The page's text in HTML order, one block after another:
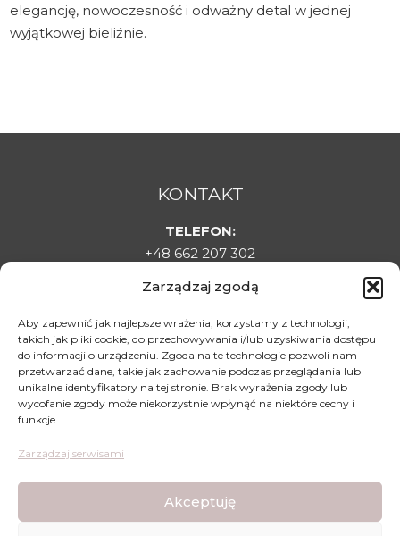
Zarządzaj zgodą
Aby zapewnić jak najlepsze wrażenia, korzystamy z technologii,
takich jak pliki cookie, do przechowywania i/lub uzyskiwania dostępu
do informacji o urządzeniu. Zgoda na te technologie pozwoli nam
przetwarzać dane, takie jak zachowanie podczas przeglądania lub
unikalne identyfikatory na tej stronie. Brak wyrażenia zgody lub
wycofanie zgody może niekorzystnie wpłynąć na niektóre cechy i
funkcje.
Zarządzaj serwisami
Akceptuję
elegancję, nowoczesność i odważny detal w jednej
wyjątkowej bieliźnie.
KONTAKT
TELEFON:
+48 662 207 302
sklepladyelin@gmail.com
ADRES:
Targowa 1C, 22-500 Hrubieszów
DLA KLIENTA
Regulamin sklepu